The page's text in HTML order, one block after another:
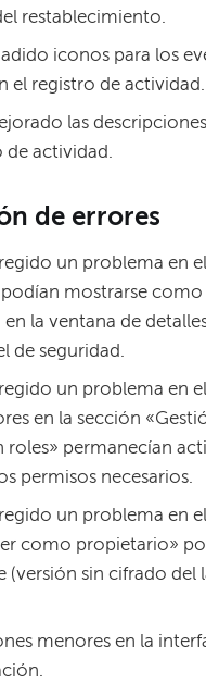
restablecimiento.
iconos para los
el registro de actividad.
las
de actividad.
de errores
un problema en
mostrarse
la ventana de
de seguridad.
un problema en
en la sección
roles» permanecían
permisos necesarios.
un problema en
como propietario»
(versión sin cifrado del
menores en la